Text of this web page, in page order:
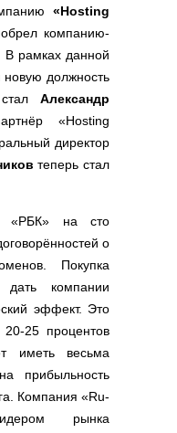
«Hosting
компанию-
. В рамках данной
новую должность
Александр
«Hosting
директор
теперь стал
«РБК» на сто
о
Покупка
дать компании
эффект. Это
20-25 процентов
иметь весьма
прибыльность
Компания «Ru-
рынка